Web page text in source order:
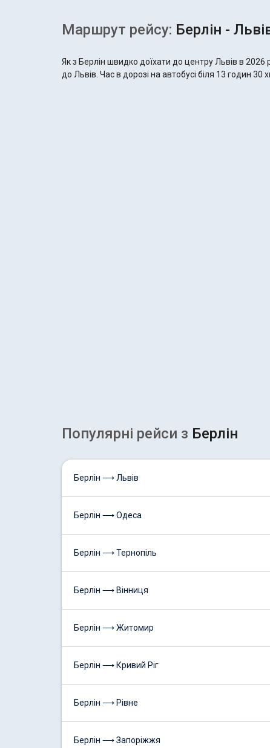
Маршрут рейсу: Берлін -
Як з Берлін швидко доїхати до центру Львів в
до Львів. Час в дорозі на автобусі біля 13 годин 30
Популярні рейcи з Берлін
Берлін ⟶ Львів
Берлін ⟶ Одеса
Берлін ⟶ Тернопіль
Берлін ⟶ Вінниця
Берлін ⟶ Житомир
Берлін ⟶ Кривий Ріг
Берлін ⟶ Рівне
Берлін ⟶ Запоріжжя